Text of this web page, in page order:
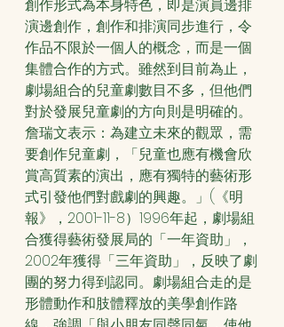
創作形式為本身特色，即是演員邊排
演邊創作，創作和排演同步進行，令
作品不限於一個人的概念，而是一個
集體合作的方式。雖然到目前為止，
劇場組合的兒童劇數目不多，但他們
對於發展兒童劇的方向則是明確的。
詹瑞文表示：為建立未來的觀眾，需
要創作兒童劇，「兒童也應有機會欣
賞高質素的演出，應有獨特的藝術形
式引發他們對戲劇的興趣。」(《明
報》，2001-11-8）1996年起，劇場組
合獲得藝術發展局的「一年資助」，
2002年獲得「三年資助」，反映了劇
團的努力得到認同。劇場組合走的是
形體動作和肢體釋放的美學創作路